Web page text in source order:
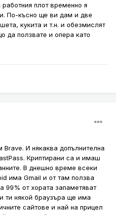
работния плот временно я
По-късно ще ви дам и две
кукита и т.н. и обезмислят
да ползвате и опера като
И някаква допълнителна
Криптирани са и имаш
В днешно време всеки
има Gmail и от там ползва
99% от хората запаметяват
ти някой браузъра ще има
сайтове и най на прицел